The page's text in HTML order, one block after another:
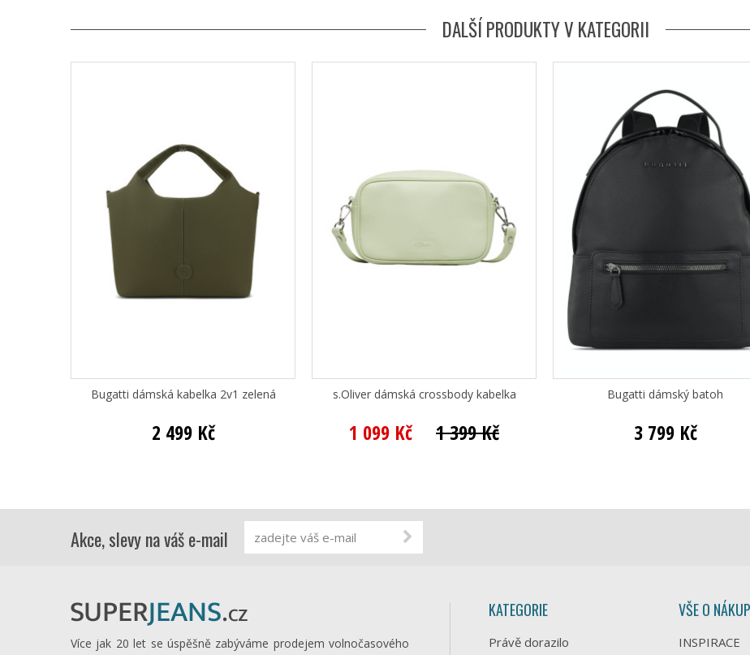
DALŠÍ PRODUKTY V KATEGORII
Bugatti dámská kabelka 2v1 zelená
2 499 Kč
s.Oliver dámská crossbody kabelka
1 099 Kč 1 399 Kč
Bugatti dámský batoh
3 799 Kč
Akce, slevy na váš e-mail
Více jak 20 let se úspěšně zabýváme prodejem volnočasového
KATEGORIE
Právě dorazilo
VŠE O
INSPIRACE